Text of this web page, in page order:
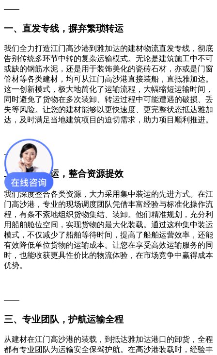
——
一、直发专线，摒弃繁琐转运
我们全力打造江门高沙港到雅加达的建材物流直发专线，彻底
告别传统多环节中转的复杂运输模式。无论是建筑施工中不可
或缺的钢筋水泥，还是用于装饰美化的瓷砖石材，亦或是门窗
管材等各类建材，均可从江门高沙港直接装船，直抵雅加达。
这一创新模式，极大地简化了运输流程，大幅缩短运输时间，
同时避免了货物在多次装卸、转运过程中可能遭遇的破损、丢
失等风险。让您的建材能够以更快速度、更完整状态抵达雅加
达，及时满足当地建筑项目的迫切需求，助力项目顺利推进。
——
二、集中装运，整合资源提效
我们深度整合各类资源，大力采用集中装运的先进方式。在江
门高沙港，专业的现场调度团队凭借丰富经验与标准化操作流
程，有条不紊地组织货物集结、装卸。他们精准规划，充分利
用船舶舱位空间，实现货物的最大化装载。通过这种集中装运
模式，不仅减少了船舶等待时间，提高了船舶运营效率，还能
有效降低单位货物的运输成本。让您在享受高效运输服务的同
时，也能收获更具性价比的物流体验，在市场竞争中赢得成本
优势。
——
三、专业团队，护航运输全程
从建材在江门高沙港的装载，到抵达雅加达港口的卸货，全程
都有专业团队为运输安全保驾护航。在高沙港装载时，经验丰